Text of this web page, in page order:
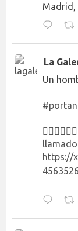
Madrid,
La
Un
👉🏻👉🏻👉🏻
https://